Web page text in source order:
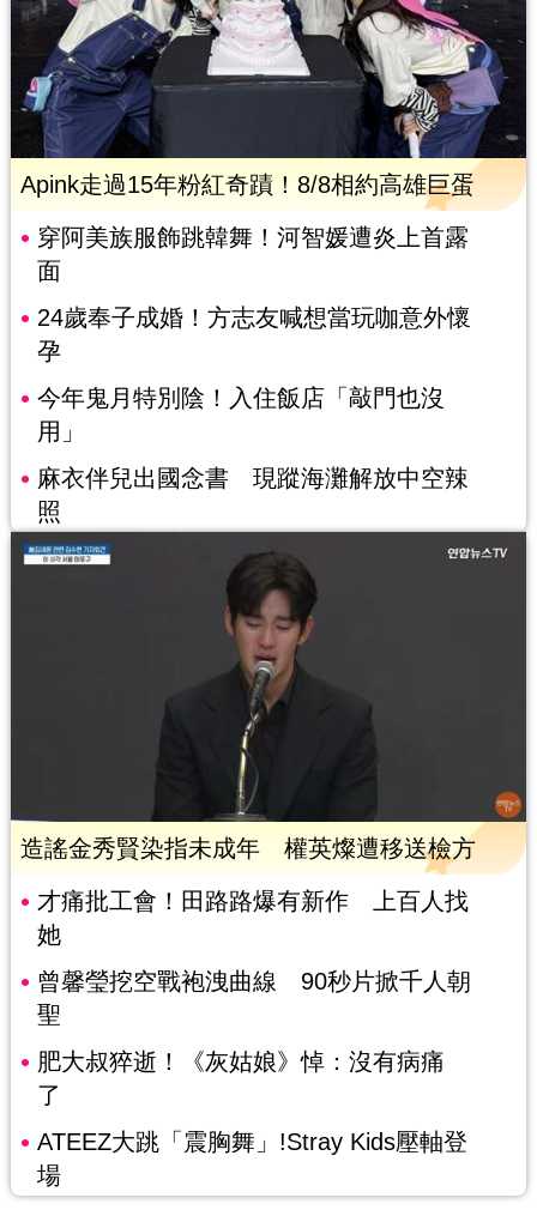
Apink走過15年粉紅奇蹟！8/8相約高雄巨蛋
穿阿美族服飾跳韓舞！河智媛遭炎上首露
面
24歲奉子成婚！方志友喊想當玩咖意外懷
孕
今年鬼月特別陰！入住飯店「敲門也沒
用」
麻衣伴兒出國念書 現蹤海灘解放中空辣
照
造謠金秀賢染指未成年 權英燦遭移送檢方
才痛批工會！田路路爆有新作 上百人找
她
曾馨瑩挖空戰袍洩曲線 90秒片掀千人朝
聖
肥大叔猝逝！《灰姑娘》悼：沒有病痛
了
ATEEZ大跳「震胸舞」!Stray Kids壓軸登
場